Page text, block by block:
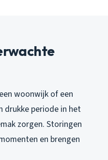
woonwijk of een
drukke periode in het
zorgen. Storingen
en brengen